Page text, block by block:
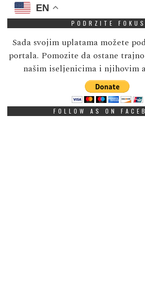
EN
PODRZITE FOKUS
Sada svojim uplatama možete
portala. Pomozite da ostane
našim iseljenicima i njihovim
FOLLOW AS ON